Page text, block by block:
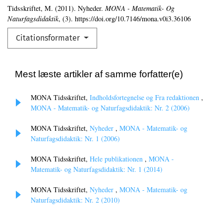
Tidsskriftet, M. (2011). Nyheder. MONA - Matematik- Og
Naturfagsdidaktik, (3). https://doi.org/10.7146/mona.v0i3.36106
Citationsformater
Mest læste artikler af samme forfatter(e)
MONA Tidsskriftet, Indholdsfortegnelse og Fra redaktionen ,
MONA - Matematik- og Naturfagsdidaktik: Nr. 2 (2006)
MONA Tidsskriftet, Nyheder , MONA - Matematik- og
Naturfagsdidaktik: Nr. 1 (2006)
MONA Tidsskriftet, Hele publikationen , MONA -
Matematik- og Naturfagsdidaktik: Nr. 1 (2014)
MONA Tidsskriftet, Nyheder , MONA - Matematik- og
Naturfagsdidaktik: Nr. 2 (2010)